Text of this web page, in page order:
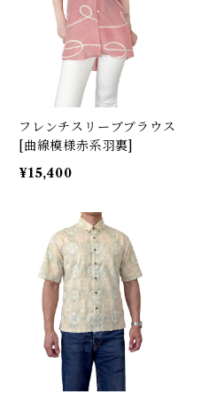
フレンチスリーブブラウス
[曲線模様赤系羽裏]
¥15,400